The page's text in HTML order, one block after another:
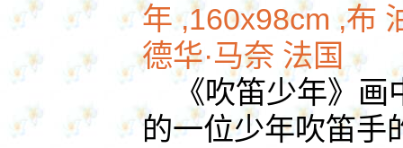
年 ,160x98cm ,布
德华·马奈 法国
《吹笛少年》画
的一位少年吹笛手